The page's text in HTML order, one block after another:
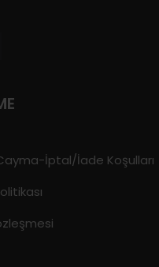
İptal/İade Koşulları